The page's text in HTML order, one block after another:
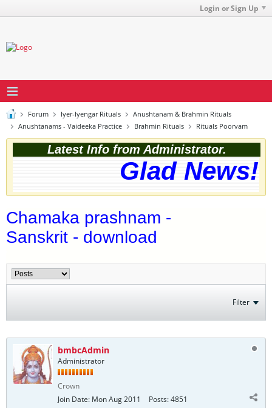
Login or Sign Up
Forum Iyer-Iyengar Rituals
Anushtanam & Brahmin Rituals
Anushtanams - Vaideeka Practice
Brahmin Rituals Rituals Poorvam
Latest Info from Administrator.
Glad News!
Chamaka prashnam -
Sanskrit - download
Filter
bmbcAdmin
Administrator
Crown
Join Date: Mon Aug 2011 Posts:4851